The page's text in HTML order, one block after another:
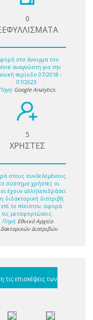
0
στο άνοιγμα του
αναγνώστη για την
περίοδο 07/2018 -
07/2023.
Google Analytics.
5
ΧΡΗΣΤΕΣ
στους συνδεδεμένους
σύστημα χρήστες οι
έχουν αλληλεπιδράσει
διδακτορική διατριβή.
το πλείστον, αφορά
τις μεταφορτώσεις.
Πηγή: Εθνικό Αρχείο
Διατριβών.
τις επισκέψεις των